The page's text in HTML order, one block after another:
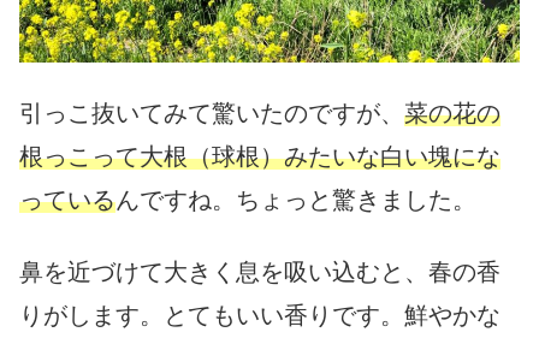
引っこ抜いてみて驚いたのですが、 菜の花の
根っこって大根（球根）みたいな白い塊にな
っているんですね。ちょっと驚きました。
鼻を近づけて大きく息を吸い込むと、春の香
りがします。とてもいい香りです。鮮やかな